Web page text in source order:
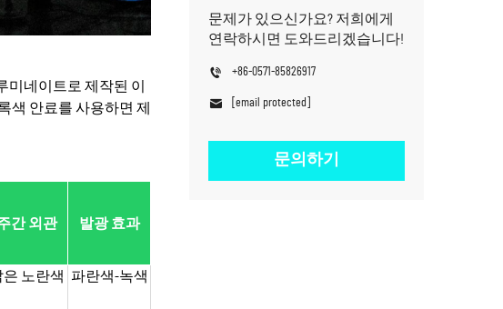
문제가 있으신가요? 저희에게
연락하시면 도와드리겠습니다!
+86-0571-85826917
[email protected]
문의하기
네이트로 제작된 이
색 안료를 사용하면 제
간 외관
발광 효과
은 노란색 파란색-녹색